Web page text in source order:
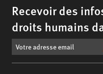
Recevoir des
droits humains